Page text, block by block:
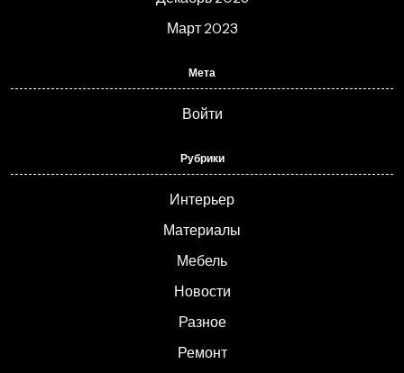
Март 2023
Мета
Войти
Рубрики
Интерьер
Материалы
Мебель
Новости
Разное
Ремонт